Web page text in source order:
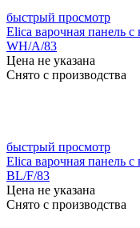
быстрый просмотр
Elica варочная панель
WH/A/83
Цена не указана
Снято с производства
быстрый просмотр
Elica варочная панель
BL/F/83
Цена не указана
Снято с производства